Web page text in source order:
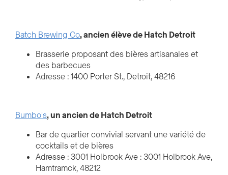
Batch Brewing Co, ancien élève de Hatch Detroit
Brasserie proposant des bières artisanales et
des barbecues
Adresse : 1400 Porter St., Detroit, 48216
Bumbo's, un ancien de Hatch Detroit
Bar de quartier convivial servant une variété de
cocktails et de bières
Adresse : 3001 Holbrook Ave : 3001 Holbrook Ave,
Hamtramck, 48212